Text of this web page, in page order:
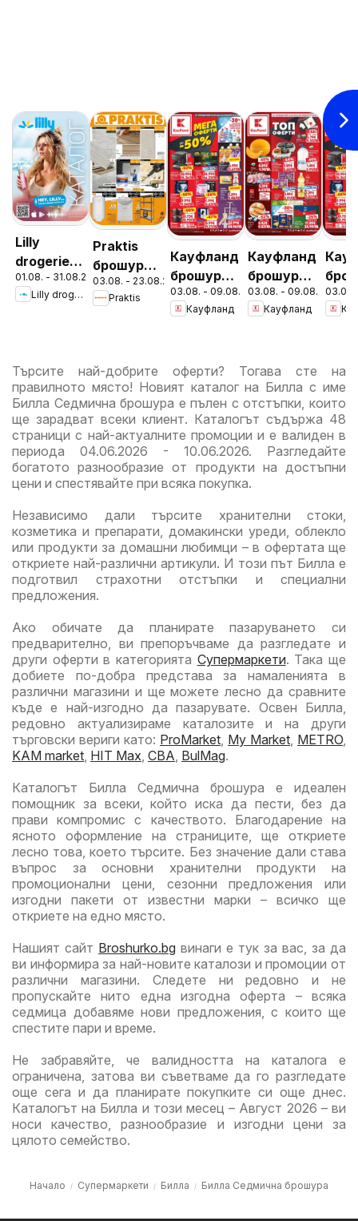
Lilly
drogerie
брошура -
Предложения
01.08. - 31.08.2026
Lilly drogerie
Praktis
брошура -
Неустоими
предложения
03.08. - 23.08.2026
Praktis
Кауфланд
брошура
София -
Мега
03.08. - 09.08.2026
Кауфланд
Кауфланд
брошура
София -
Топ
03.08. - 09.08.2026
Кауфланд
03.08.
Търсите най-добрите оферти? Тогава сте на
правилното място! Новият каталог на Билла с име
Билла Седмична брошура е пълен с отстъпки, които
ще зарадват всеки клиент. Каталогът съдържа 48
страници с най-актуалните промоции и е валиден в
периода 04.06.2026 - 10.06.2026. Разгледайте
богатото разнообразие от продукти на достъпни
цени и спестявайте при всяка покупка.
Независимо дали търсите хранителни стоки,
козметика и препарати, домакински уреди, облекло
или продукти за домашни любимци – в офертата ще
откриете най-различни артикули. И този път Билла е
подготвил страхотни отстъпки и специални
предложения.
Ако обичате да планирате пазаруването си
предварително, ви препоръчваме да разгледате и
други оферти в категорията Супермаркети. Така ще
добиете по-добра представа за намаленията в
различни магазини и ще можете лесно да сравните
къде е най-изгодно да пазарувате. Освен Билла,
редовно актуализираме каталозите и на други
търговски вериги като: ProMarket, My Market, METRO,
KAM market, HIT Max, CBA, BulMag.
Каталогът Билла Седмична брошура е идеален
помощник за всеки, който иска да пести, без да
прави компромис с качеството. Благодарение на
ясното оформление на страниците, ще откриете
лесно това, което търсите. Без значение дали става
въпрос за основни хранителни продукти на
промоционални цени, сезонни предложения или
изгодни пакети от известни марки – всичко ще
откриете на едно място.
Нашият сайт Broshurko.bg винаги е тук за вас, за да
ви информира за най-новите каталози и промоции от
различни магазини. Следете ни редовно и не
пропускайте нито една изгодна оферта – всяка
седмица добавяме нови предложения, с които ще
спестите пари и време.
Не забравяйте, че валидността на каталога е
ограничена, затова ви съветваме да го разгледате
още сега и да планирате покупките си още днес.
Каталогът на Билла и този месец – Август 2026 – ви
носи качество, разнообразие и изгодни цени за
цялото семейство.
Начало Супермаркети Билла Билла Седмична брошура